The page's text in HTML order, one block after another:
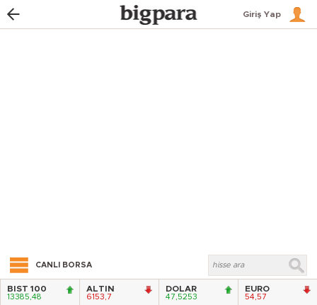
Giriş Yap
CANLI BORSA
BIST 100
13385,48
ALTIN
6153,7
DOLAR
47,5253
EURO
54,57